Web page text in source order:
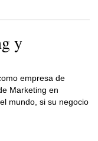
y
empresa de
Marketing en
mundo, si su negocio